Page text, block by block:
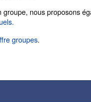
groupe, nous proposons
groupes.